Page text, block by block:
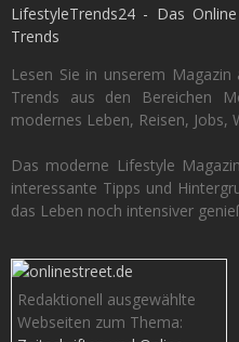
LifestyleTrends24 - Das
Trends
Lesen Sie in unserem
Trends aus den Bereichen
modernes Leben, Reisen, Jobs,
Das moderne Lifestyle
interessante Tipps und
das Leben noch intensiver
Redaktionell ausgewählte
Webseiten zum Thema: